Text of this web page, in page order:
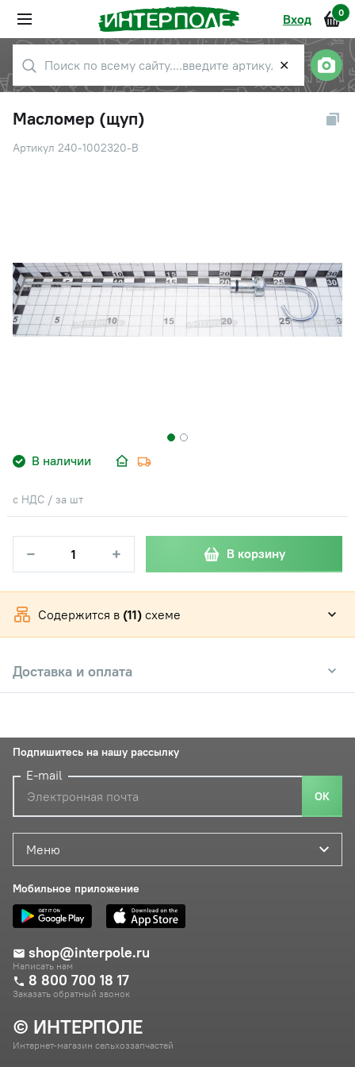
Вход 0
✕
Масломер (щуп)
Артикул 240-1002320-В
В наличии
с НДС / за шт
− + В корзину
Содержится в (11) схеме
Доставка и оплата
© ИНТЕРПОЛЕ
Интернет-магазин сельхоззапчастей
Меню
Мобильное приложение
shop@interpole.ru
Написать нам
8 800 700 18 17
Заказать обратный звонок
Подпишитесь на нашу рассылку
E-mail
ОК